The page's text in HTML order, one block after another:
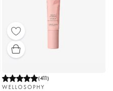
(411)
WELLOSOPHY